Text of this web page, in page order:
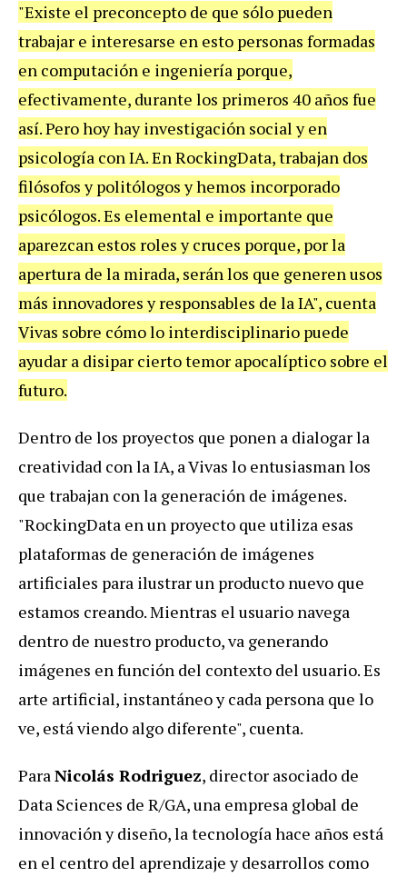
"Existe el preconcepto de que sólo pueden
trabajar e interesarse en esto personas formadas
en computación e ingeniería porque,
efectivamente, durante los primeros 40 años fue
así. Pero hoy hay investigación social y en
psicología con IA. En RockingData, trabajan dos
filósofos y politólogos y hemos incorporado
psicólogos. Es elemental e importante que
aparezcan estos roles y cruces porque, por la
apertura de la mirada, serán los que generen usos
más innovadores y responsables de la IA", cuenta
Vivas sobre cómo lo interdisciplinario puede
ayudar a disipar cierto temor apocalíptico sobre el
futuro.
Dentro de los proyectos que ponen a dialogar la
creatividad con la IA, a Vivas lo entusiasman los
que trabajan con la generación de imágenes.
"RockingData en un proyecto que utiliza esas
plataformas de generación de imágenes
artificiales para ilustrar un producto nuevo que
estamos creando. Mientras el usuario navega
dentro de nuestro producto, va generando
imágenes en función del contexto del usuario. Es
arte artificial, instantáneo y cada persona que lo
ve, está viendo algo diferente", cuenta.
ParaNicolás Rodriguez, director asociado de
Data Sciences de R/GA, una empresa global de
innovación y diseño, la tecnología hace años está
en el centro del aprendizaje y desarrollos como